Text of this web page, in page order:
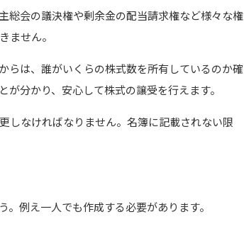
総会の議決権や剰余金の配当請求権など様々な権
ません。
らは、誰がいくらの株式数を所有しているのか確
分かり、安心して株式の譲受を行えます。
しなければなりません。名簿に記載されない限
例え一人でも作成する必要があります。